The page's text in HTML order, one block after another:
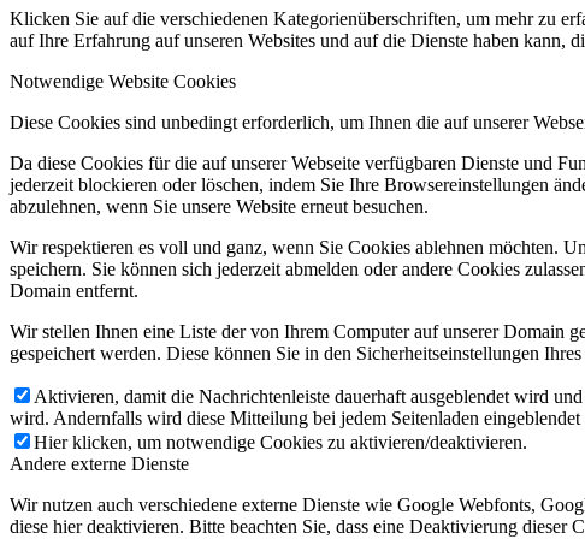
Klicken Sie auf die verschiedenen Kategorienüberschriften, um mehr zu
auf Ihre Erfahrung auf unseren Websites und auf die Dienste haben kann,
Notwendige Website Cookies
Diese Cookies sind unbedingt erforderlich, um Ihnen die auf unserer
Da diese Cookies für die auf unserer Webseite verfügbaren Dienste und
jederzeit blockieren oder löschen, indem Sie Ihre Browsereinstellungen
abzulehnen, wenn Sie unsere Website erneut besuchen.
Wir respektieren es voll und ganz, wenn Sie Cookies ablehnen möchten.
speichern. Sie können sich jederzeit abmelden oder andere Cookies
Domain entfernt.
Wir stellen Ihnen eine Liste der von Ihrem Computer auf unserer Domain
gespeichert werden. Diese können Sie in den Sicherheitseinstellungen
Aktivieren, damit die Nachrichtenleiste dauerhaft ausgeblendet wird
wird. Andernfalls wird diese Mitteilung bei jedem Seitenladen eingeblendet
Hier klicken, um notwendige Cookies zu aktivieren/deaktivieren.
Andere externe Dienste
Wir nutzen auch verschiedene externe Dienste wie Google Webfonts,
diese hier deaktivieren. Bitte beachten Sie, dass eine Deaktivierung